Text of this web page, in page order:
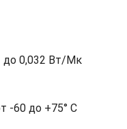
до 0,032 Вт/Мк
-60 до +75° С